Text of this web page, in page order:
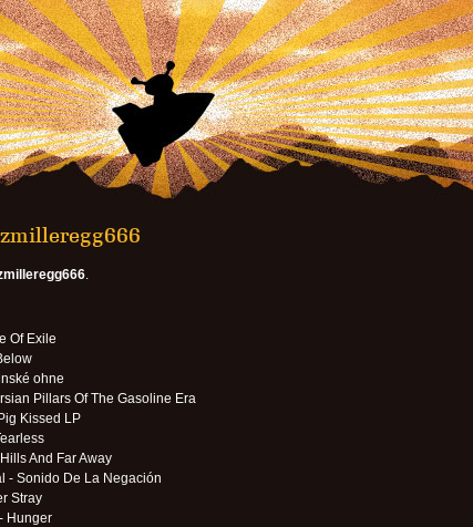
.
Of Exile
ohne
Pillars Of The Gasoline Era
Kissed LP
And Far Away
- Sonido De La Negación
Stray
Hunger